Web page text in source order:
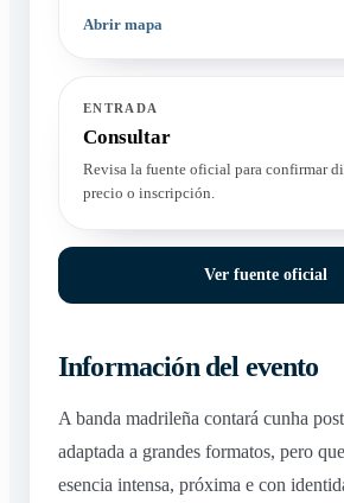
Abrir mapa
ENTRADA
Consultar
Revisa la fuente oficial para confirmar
precio o inscripción.
Ver fuente oficial
Información del evento
A banda madrileña contará cunha
adaptada a grandes formatos, pero
esencia intensa, próxima e con